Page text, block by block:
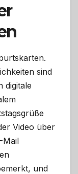
sind
digitale
Video über
Mail
und